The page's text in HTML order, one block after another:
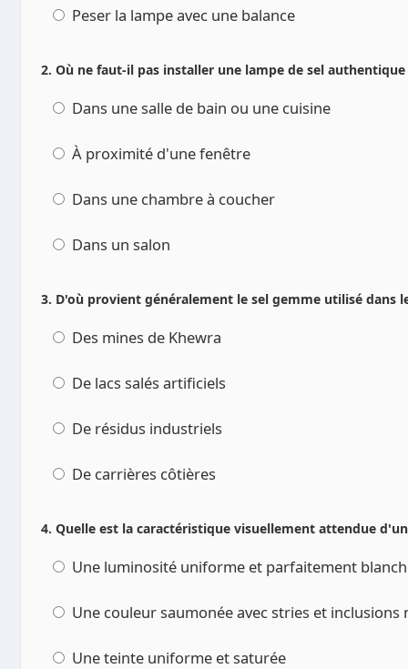
Peser la lampe avec une balance
2. Où ne faut-il pas installer une lampe de sel
Dans une salle de bain ou une cuisine
À proximité d'une fenêtre
Dans une chambre à coucher
Dans un salon
3. D'où provient généralement le sel gemme utilisé dans
Des mines de Khewra
De lacs salés artificiels
De résidus industriels
De carrières côtières
4. Quelle est la caractéristique visuellement attendue
Une luminosité uniforme et parfaitement
Une couleur saumonée avec stries et inclusions
Une teinte uniforme et saturée